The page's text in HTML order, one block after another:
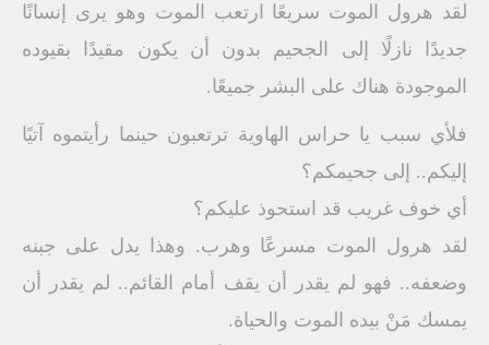
لقد هرول الموت سريعًا ارتعب الموت وهو يرى إنسانًا
جديدًا نازلًا إلى الجحيم بدون أن يكون مقيدًا بقيوده
الموجودة هناك على البشر جميعًا.
فلأي سبب يا حراس الهاوية ترتعبون حينما رأيتموه آتيًا
إليكم.. إلى جحيمكم؟
أي خوف غريب قد استحوذ عليكم؟
لقد هرول الموت مسرعًا وهرب. وهذا يدل على جبنه
وضعفه.. فهو لم يقدر أن يقف أمام القائم.. لم يقدر أن
يمسك مَنْ بيده الموت والحياة.